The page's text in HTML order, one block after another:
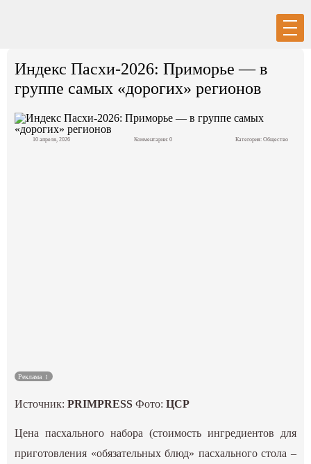
Спецпроекты
ГИД
Индекс Пасхи-2026: Приморье — в
группе самых «дорогих» регионов
10 апреля, 2026 Комментарии: 0 Категория: Общество
Реклама
Источник:PRIMPRESS Фото:ЦСР
Цена пасхального набора (стоимость ингредиентов для
приготовления «обязательных блюд» пасхального стола –